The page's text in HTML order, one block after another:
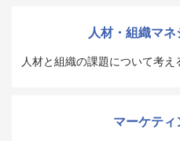
人材・組織マ
人材と組織の課題について考え
マーケティ